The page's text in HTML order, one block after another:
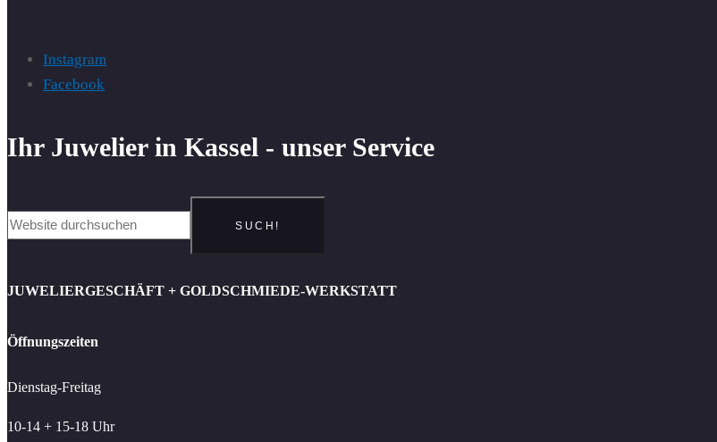
Instagram
Facebook
Ihr Juwelier in Kassel - unser Service
SUCH!
JUWELIERGESCHÄFT + GOLDSCHMIEDE-WERKSTATT
Öffnungszeiten
Dienstag-Freitag
10-14 + 15-18 Uhr